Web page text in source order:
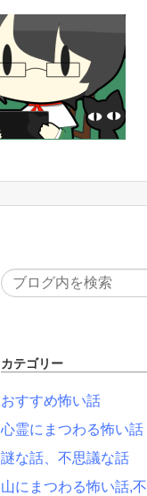
カテゴリー
おすすめ怖い話
心霊にまつわる怖い話
謎な話、不思議な話
山にまつわる怖い話,